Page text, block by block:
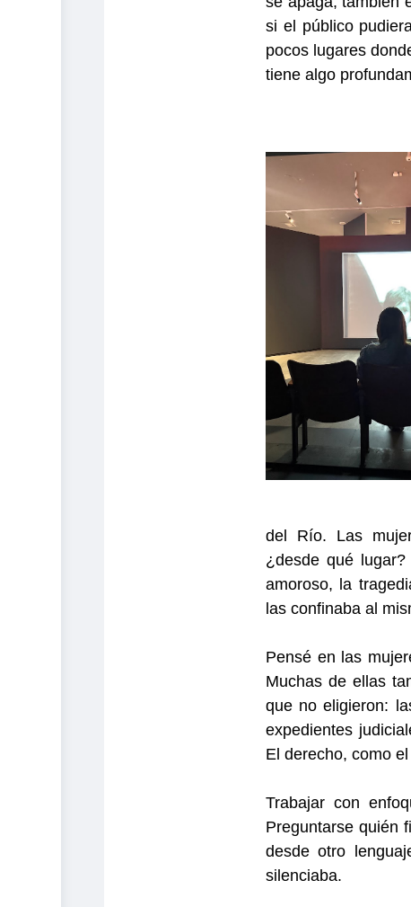
si el público
pocos lugares
tiene algo
del Río. Las
¿desde qué
amoroso, la
las confinaba al
Pensé en las
Muchas de ellas
que no eligieron:
expedientes
El derecho, como
Trabajar con
Preguntarse quién
desde otro
silenciaba.